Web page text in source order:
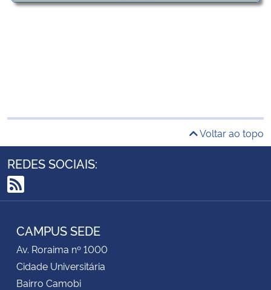
Voltar ao topo
REDES SOCIAIS:
RSS
CAMPUS SEDE
Av. Roraima nº 1000
Cidade Universitária
Bairro Camobi